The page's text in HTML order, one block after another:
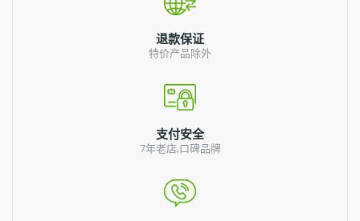
退款保证
特价产品除外
支付安全
7年老店,口碑品牌